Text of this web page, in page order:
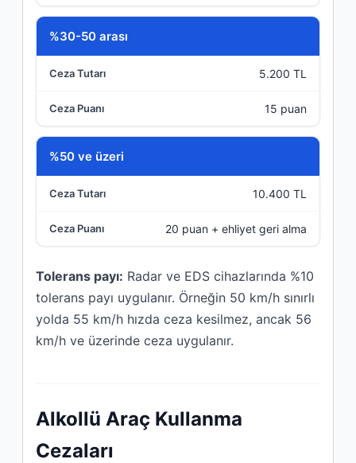
%30-50 arası
5.200 TL
15 puan
%50 ve üzeri
10.400 TL
20 puan + ehliyet geri alma
Tolerans payı: Radar ve EDS cihazlarında %10
tolerans payı uygulanır. Örneğin 50 km/h sınırlı
yolda 55 km/h hızda ceza kesilmez, ancak 56
km/h ve üzerinde ceza uygulanır.
Alkollü Araç Kullanma
Cezaları